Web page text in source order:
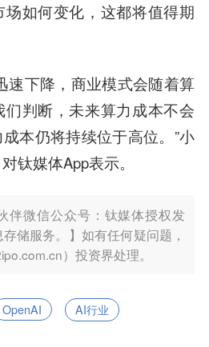
如何变化，这都将值得期
速下降，商业模式会随着算
判断，未来算力成本不会
本仍将持续位于高位。”小
钛媒体App表示。
伴微信公众号：钛媒体授权发
储服务。】如有任何疑问题，
）投资界处理。
OpenAI AI行业